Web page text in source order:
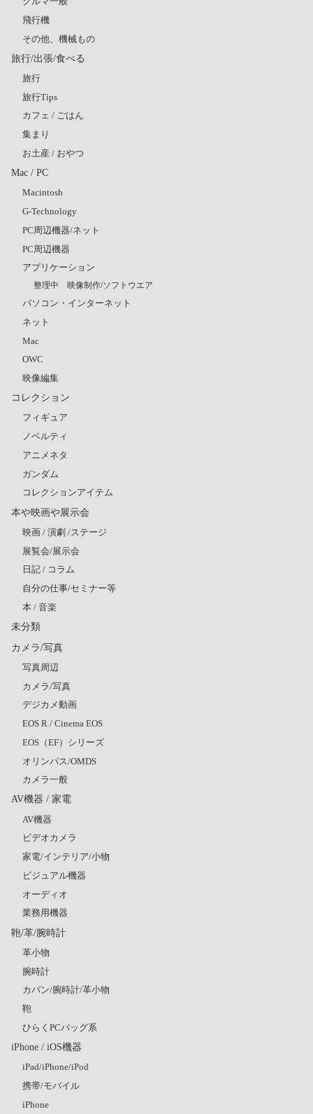
飛行機
その他、機械もの
旅行/出張/食べる
旅行
旅行Tips
カフェ / ごはん
集まり
お土産 / おやつ
Mac / PC
Macintosh
G-Technology
PC周辺機器/ネット
PC周辺機器
アプリケーション
整理中 映像制作/ソフトウエア
パソコン・インターネット
ネット
Mac
OWC
映像編集
コレクション
フィギュア
ノベルティ
アニメネタ
ガンダム
コレクションアイテム
本や映画や展示会
映画 / 演劇 /ステージ
展覧会/展示会
日記 / コラム
自分の仕事/セミナー等
本 / 音楽
未分類
カメラ/写真
写真周辺
カメラ/写真
デジカメ動画
EOS R / Cinema EOS
EOS（EF）シリーズ
オリンパス/OMDS
カメラ一般
AV機器 / 家電
AV機器
ビデオカメラ
家電/インテリア/小物
ビジュアル機器
オーディオ
業務用機器
鞄/革/腕時計
革小物
腕時計
カバン/腕時計/革小物
鞄
ひらくPCバッグ系
iPhone / iOS機器
iPad/iPhone/iPod
携帯/モバイル
iPhone